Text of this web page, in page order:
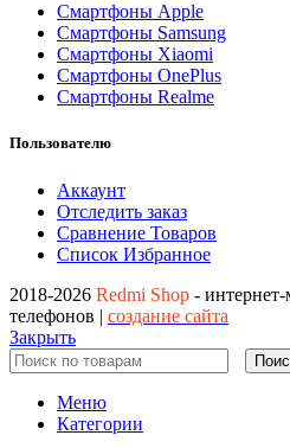
Смартфоны Apple
Смартфоны Samsung
Смартфоны Xiaomi
Смартфоны OnePlus
Смартфоны Realme
Пользователю
Аккаунт
Отследить заказ
Сравнение Товаров
Список Избранное
2018-2026 Redmi Shop -
телефонов | создание сайта
Закрыть
Меню
Категории